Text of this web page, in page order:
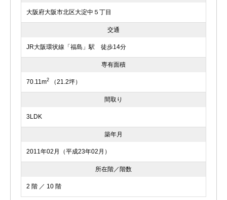
大阪府大阪市北区大淀中５丁目
交通
JR大阪環状線「福島」駅 徒歩14分
専有面積
70.11m2 （21.2坪）
間取り
3LDK
築年月
2011年02月（平成23年02月）
所在階／階数
2 階 ／ 10 階